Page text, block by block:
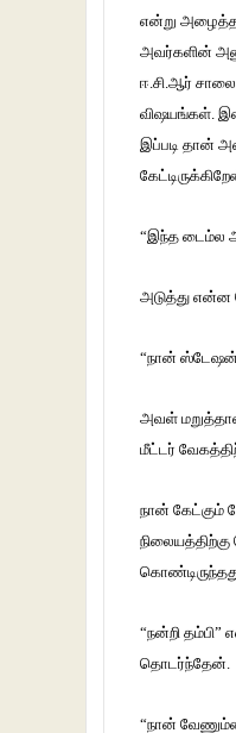
என்று
அவர்களின்
ஈ.சி.ஆர்
விஷயங்கள்.
இப்படி தான்
“இந்த டைம்ல
அடுத்து என்ன
“நான் ஸ்டேஷன்
அவள்
மீட்டர்
நான் கேட்கும்
“நன்றி
தொடர்ந்தேன்.
“நான்